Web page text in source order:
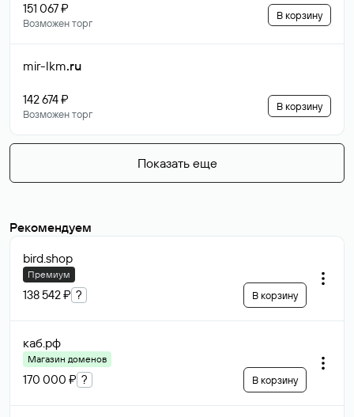
151 067 ₽
Возможен торг
В корзину
mir-lkm.ru
142 674 ₽
Возможен торг
В корзину
Показать еще
Рекомендуем
bird.shop
Премиум
138 542 ₽ ? В корзину
каб.рф
Магазин доменов
170 000 ₽ ? В корзину